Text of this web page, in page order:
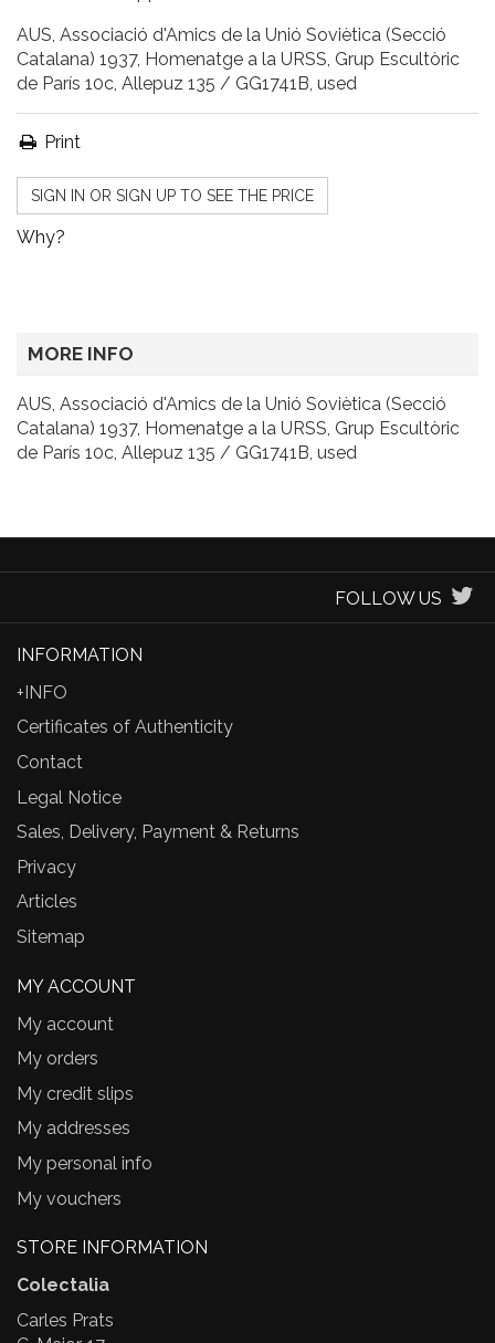
AUS, Associació d'Amics de la Unió Soviètica (Secció
Catalana) 1937, Homenatge a la URSS, Grup Escultòric
de París 10c, Allepuz 135 / GG1741B, used
Print
SIGN IN OR SIGN UP TO SEE THE PRICE
Why?
MORE INFO
AUS, Associació d'Amics de la Unió Soviètica (Secció
Catalana) 1937, Homenatge a la URSS, Grup Escultòric
de París 10c, Allepuz 135 / GG1741B, used
FOLLOW US
INFORMATION
+INFO
Certificates of Authenticity
Contact
Legal Notice
Sales, Delivery, Payment & Returns
Privacy
Articles
Sitemap
MY ACCOUNT
My account
My orders
My credit slips
My addresses
My personal info
My vouchers
STORE INFORMATION
Colectalia
Carles Prats